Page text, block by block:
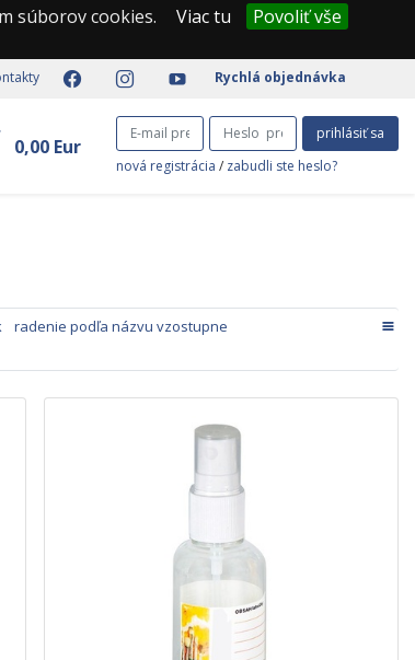
súborov cookies. Viac tu
Povoliť vše
Rychlá objednávka
0,00 Eur
prihlásiť sa
nová registrácia / zabudli ste heslo?
radenie podľa názvu vzostupne